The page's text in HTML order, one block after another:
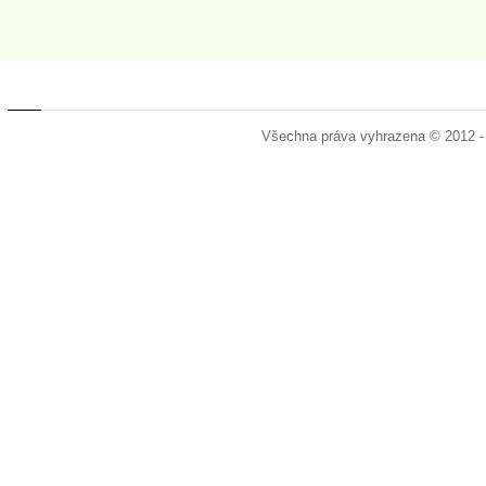
Všechna práva vyhrazena © 2012